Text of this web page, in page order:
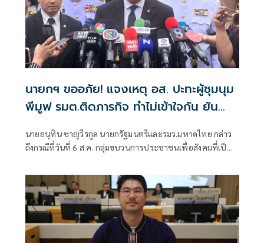
นายกฯ ขออภัย! แจงเหตุ อส. ปะทะผู้ชุมนุม
พีมูฟ รมต.ติดภารกิจ ทำไม่เข้าใจกัน ยัน
นายอนุทิน ชาญวีรกูล นายกรัฐมนตรีและรมว.มหาดไทย กล่าว
ถึงกรณีที่วันที่ 6 ส.ค. กลุ่มขบวนการประชาชนเพื่อสังคมที่เป็น
การกำชับเพื่อไม่ให้เกิดการบานปลายอย่างไรหรือไม่ ว่า เมื่อวัน
ที่ 6 ส.ค.